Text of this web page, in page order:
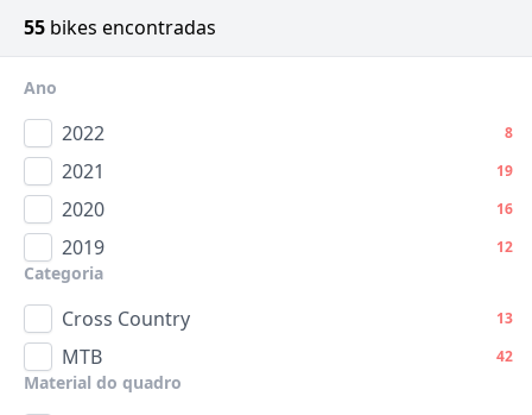
55 bikes encontradas
Ano
2022 8
2021 19
2020 16
2019 12
Categoria
Cross Country 13
MTB 42
Material do quadro